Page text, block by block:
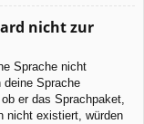
nicht zur
Sprache nicht
deine Sprache
er das Sprachpaket,
nicht existiert, würden